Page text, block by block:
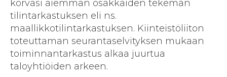
korvasi aiemman osakkaiden tekemän
tilintarkastuksen eli ns.
maallikkotilintarkastuksen. Kiinteistöliiton
toteuttaman seurantaselvityksen mukaan
toiminnantarkastus alkaa juurtua
taloyhtiöiden arkeen.